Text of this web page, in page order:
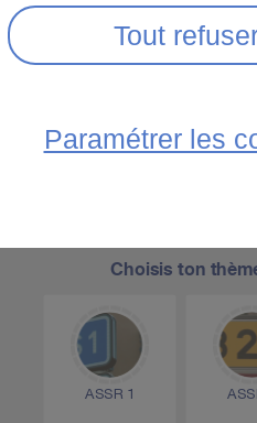
Tout
Paramétrer les